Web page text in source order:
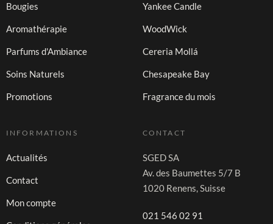
Bougies
Aromathérapie
Parfums d'Ambiance
Soins Naturels
Promotions
Yankee Candle
WoodWick
Cereria Mollá
Chesapeake Bay
Fragrance du mois
INFORMATIONS
Actualités
Contact
Mon compte
CONTACT
SGED SA
Av. des Baumettes 5/7 B
1020 Renens, Suisse
021 546 02 91